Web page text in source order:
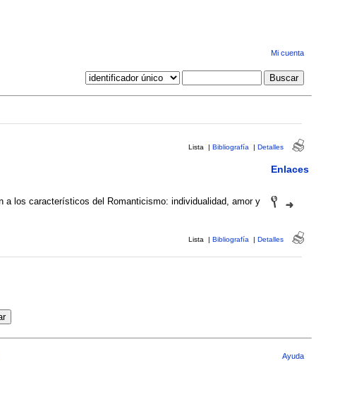
Mi cuenta
Lista | Bibliografía | Detalles
Enlaces
a los característicos del Romanticismo: individualidad, amor y
Lista | Bibliografía | Detalles
Ayuda